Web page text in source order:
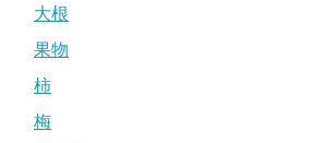
大根
果物
柿
梅